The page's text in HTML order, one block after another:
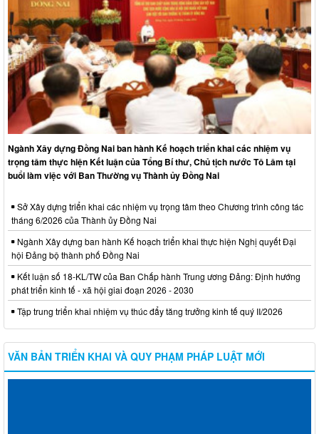
Ngành Xây dựng Đồng Nai ban hành Kế hoạch triển khai các nhiệm vụ
trọng tâm thực hiện Kết luận của Tổng Bí thư, Chủ tịch nước Tô Lâm tại
buổi làm việc với Ban Thường vụ Thành ủy Đồng Nai
Sở Xây dựng triển khai các nhiệm vụ trọng tâm theo Chương trình công tác
tháng 6/2026 của Thành ủy Đồng Nai
Ngành Xây dựng ban hành Kế hoạch triển khai thực hiện Nghị quyết Đại
hội Đảng bộ thành phố Đồng Nai
Kết luận số 18-KL/TW của Ban Chấp hành Trung ương Đảng: Định hướng
phát triển kinh tế - xã hội giai đoạn 2026 - 2030
Tập trung triển khai nhiệm vụ thúc đẩy tăng trưởng kinh tế quý II/2026
VĂN BẢN TRIỂN KHAI VÀ QUY PHẠM PHÁP LUẬT MỚI